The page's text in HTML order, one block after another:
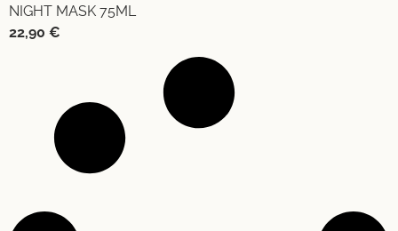
NIGHT MASK 75ML
22,90 €